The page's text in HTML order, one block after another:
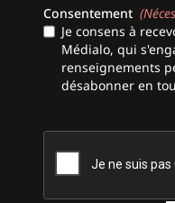
Consentement
Je consens à
Médialo, qui
renseignements
désabonner en
CAPTCHA